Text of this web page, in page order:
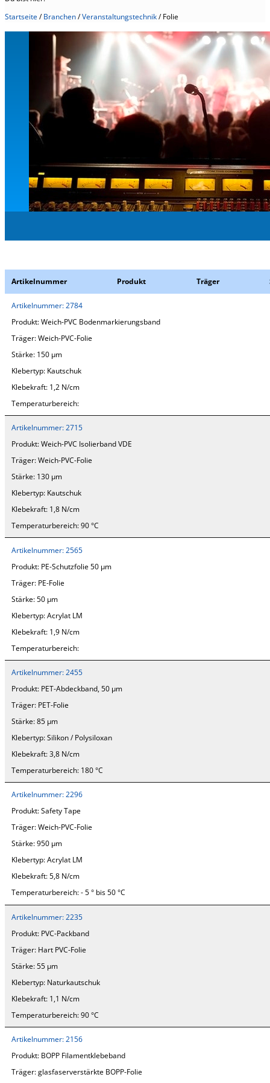
Startseite/Branchen/Veranstaltungstechnik/Folie
Artikelnummer Produkt Träger
Artikelnummer: 2784
Produkt:Weich-PVC Bodenmarkierungsband
Träger:Weich-PVC-Folie
Stärke: 150 µm
Klebertyp: Kautschuk
Klebekraft: 1,2 N/cm
Temperaturbereich:
Artikelnummer:2715
Produkt:Weich-PVC Isolierband VDE
Träger:Weich-PVC-Folie
Stärke: 130 µm
Klebertyp: Kautschuk
Klebekraft: 1,8 N/cm
Temperaturbereich:90 °C
Artikelnummer: 2565
Produkt: PE-Schutzfolie 50 µm
Träger: PE-Folie
Stärke: 50 µm
Klebertyp:Acrylat LM
Klebekraft: 1,9 N/cm
Temperaturbereich:
Artikelnummer: 2455
Produkt: PET-Abdeckband, 50 µm
Träger: PET-Folie
Stärke:85 µm
Klebertyp:Silikon / Polysiloxan
Klebekraft:3,8 N/cm
Temperaturbereich: 180 °C
Artikelnummer:2296
Produkt:Safety Tape
Träger:Weich-PVC-Folie
Stärke:950 µm
Klebertyp:Acrylat LM
Klebekraft:5,8 N/cm
Temperaturbereich:- 5 ° bis 50 °C
Artikelnummer: 2235
Produkt: PVC-Packband
Träger: Hart PVC-Folie
Stärke: 55 µm
Klebertyp: Naturkautschuk
Klebekraft: 1,1 N/cm
Temperaturbereich:90 °C
Artikelnummer:2156
Produkt: BOPP Filamentklebeband
Träger:glasfaserverstärkte BOPP-Folie